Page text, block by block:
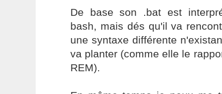
De base son .bat est
bash, mais dés qu'il va
une syntaxe différente
va planter (comme elle le
REM).